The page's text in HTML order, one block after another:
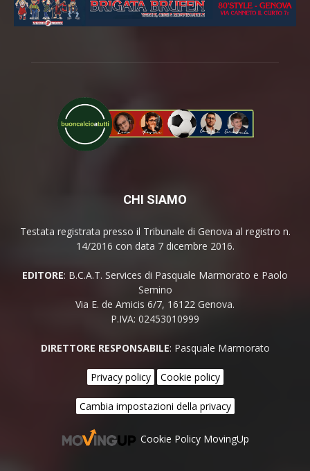
CHI SIAMO
Testata registrata presso il Tribunale di Genova al registro n.
14/2016 con data 7 dicembre 2016.
EDITORE: B.C.A.T. Services di Pasquale Marmorato e Paolo
Semino
Via E. de Amicis 6/7, 16122 Genova.
P.IVA: 02453010999
DIRETTORE RESPONSABILE: Pasquale Marmorato
Privacy policy Cookie policy
Cambia impostazioni della privacy
Cookie Policy MovingUp